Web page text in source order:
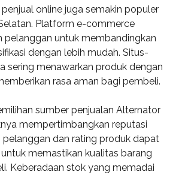
online juga semakin populer
Platform e-commerce
pelanggan untuk membandingkan
dengan lebih mudah. Situs-
sering menawarkan produk dengan
rasa aman bagi pembeli.
sumber penjualan Alternator
mempertimbangkan reputasi
pelanggan dan rating produk dapat
memastikan kualitas barang
Keberadaan stok yang memadai